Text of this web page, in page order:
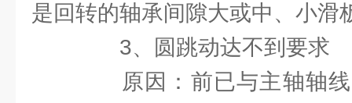
是回转的轴承间隙大或中、小滑
3、圆跳动达不到要求
原因：前已与主轴轴线